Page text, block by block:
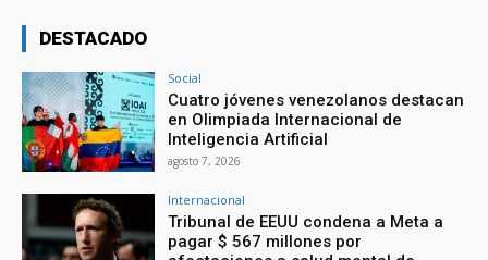
DESTACADO
Social
Cuatro jóvenes venezolanos destacan
en Olimpiada Internacional de
Inteligencia Artificial
agosto 7, 2026
Internacional
Tribunal de EEUU condena a Meta a
pagar $ 567 millones por